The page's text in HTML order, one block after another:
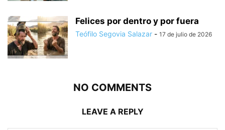
Felices por dentro y por fuera
Teófilo Segovia Salazar - 17 de julio de 2026
NO COMMENTS
LEAVE A REPLY